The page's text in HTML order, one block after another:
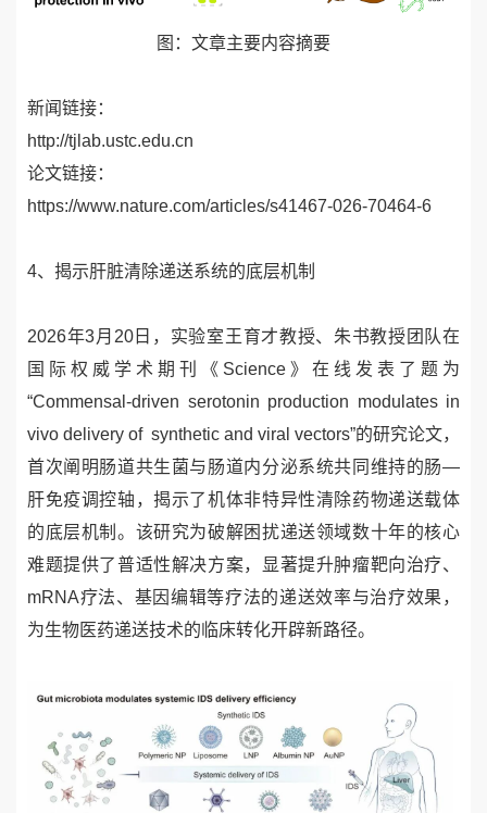
图：文章主要内容摘要
新闻链接：
http://tjlab.ustc.edu.cn
论文链接：
https://www.nature.com/articles/s41467-026-70464-6
4、 揭示肝脏清除递送系统的底层机制
2026年3月 20日，实验室王育才教授、朱书教授团队在
国际权威学术期刊《 Science 》在线发表了题为
“Commensal-driven serotonin production modulates in
vivo delivery of synthetic and viral vectors”的研究论文，
首次阐明肠道共生菌与肠道内分泌系统共同维持的肠—
肝免疫调控轴，揭示了机体非特异性清除药物递送载体
的底层机制。该研究为破解困扰递送领域数十年的核心
难题提供了普适性解决方案，显著提升肿瘤靶向治疗、
mRNA疗法、基因编辑等疗法的递送效率与治疗效果，
为生物医药递送技术的临床转化开辟新路径。